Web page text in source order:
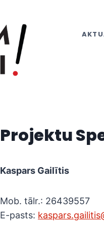
Projektu
Kaspars Gailītis
Mob. tālr.: 26439557
E-pasts: